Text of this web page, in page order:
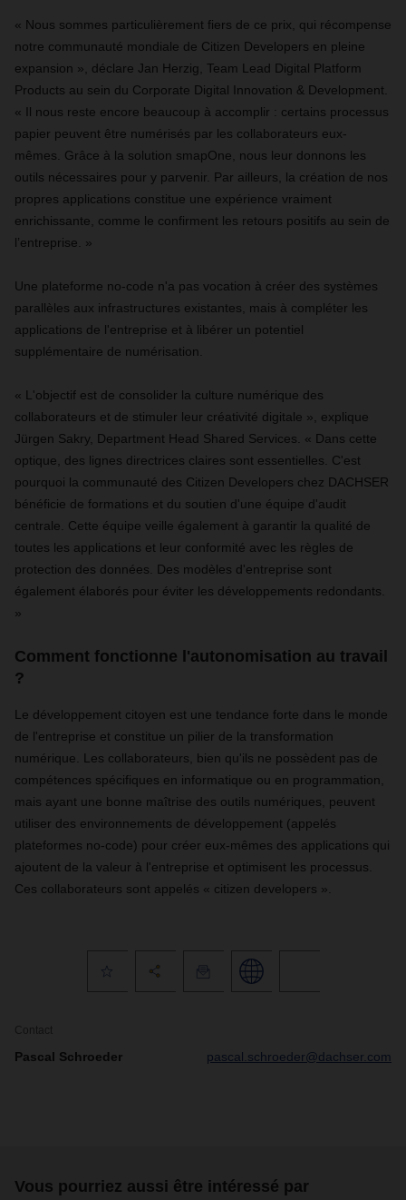
« Nous sommes particulièrement fiers de ce prix, qui récompense
notre communauté mondiale de Citizen Developers en pleine
expansion », déclare Jan Herzig, Team Lead Digital Platform
Products au sein du Corporate Digital Innovation & Development.
« Il nous reste encore beaucoup à accomplir : certains processus
papier peuvent être numérisés par les collaborateurs eux-
mêmes. Grâce à la solution smapOne, nous leur donnons les
outils nécessaires pour y parvenir. Par ailleurs, la création de nos
propres applications constitue une expérience vraiment
enrichissante, comme le confirment les retours positifs au sein de
l’entreprise. »
Une plateforme no-code n'a pas vocation à créer des systèmes
parallèles aux infrastructures existantes, mais à compléter les
applications de l'entreprise et à libérer un potentiel
supplémentaire de numérisation.
« L'objectif est de consolider la culture numérique des
collaborateurs et de stimuler leur créativité digitale », explique
Jürgen Sakry, Department Head Shared Services. « Dans cette
optique, des lignes directrices claires sont essentielles. C'est
pourquoi la communauté des Citizen Developers chez DACHSER
bénéficie de formations et du soutien d'une équipe d'audit
centrale. Cette équipe veille également à garantir la qualité de
toutes les applications et leur conformité avec les règles de
protection des données. Des modèles d'entreprise sont
également élaborés pour éviter les développements redondants.
»
Comment fonctionne l'autonomisation au travail
?
Le développement citoyen est une tendance forte dans le monde
de l'entreprise et constitue un pilier de la transformation
numérique. Les collaborateurs, bien qu'ils ne possèdent pas de
compétences spécifiques en informatique ou en programmation,
mais ayant une bonne maîtrise des outils numériques, peuvent
utiliser des environnements de développement (appelés
plateformes no-code) pour créer eux-mêmes des applications qui
ajoutent de la valeur à l'entreprise et optimisent les processus.
Ces collaborateurs sont appelés « citizen developers ».
Contact
Pascal Schroeder pascal.schroeder@dachser.com
Vous pourriez aussi être intéressé par